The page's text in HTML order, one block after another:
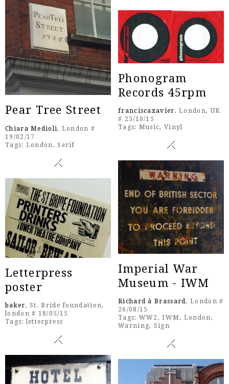
Pear Tree Street
Chiara Medioli, London #
19/02/17
Tags: London ,Serif
Phonogram
Records 45rpm
franciscaxavier, London, UK
# 25/10/15
Tags: Music, Vinyl
Imperial War
Museum - IWM
Richard à Brassard, London #
26/08/15
Tags: WW2 ,IWM, London,
Warning, Sign
Letterpress
poster
baker, St. Bride foundation,
london # 18/05/15
Tags: letterpress